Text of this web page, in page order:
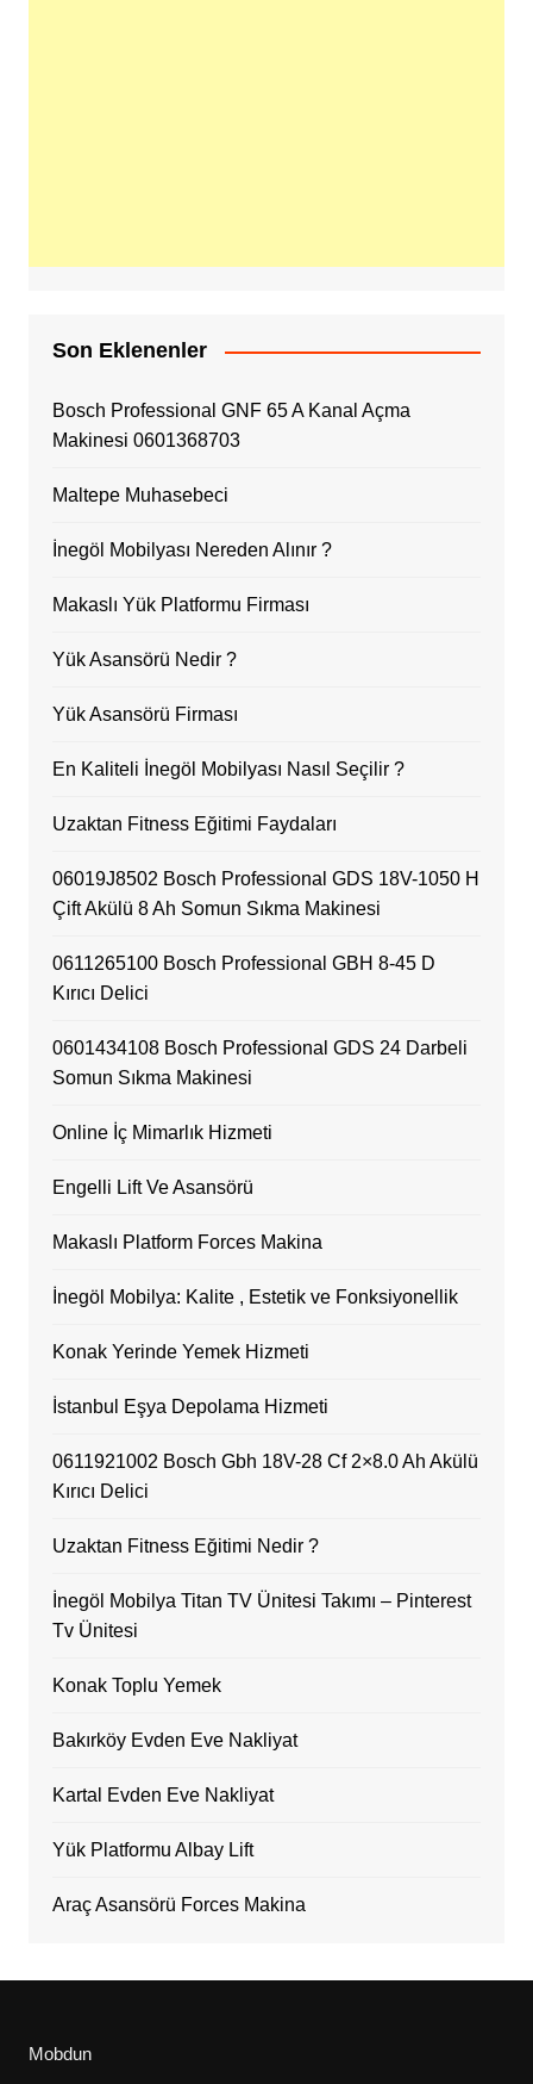
Son Eklenenler
Bosch Professional GNF 65 A Kanal Açma
Makinesi 0601368703
Maltepe Muhasebeci
İnegöl Mobilyası Nereden Alınır ?
Makaslı Yük Platformu Firması
Yük Asansörü Nedir ?
Yük Asansörü Firması
En Kaliteli İnegöl Mobilyası Nasıl Seçilir ?
Uzaktan Fitness Eğitimi Faydaları
06019J8502 Bosch Professional GDS 18V-1050 H
Çift Akülü 8 Ah Somun Sıkma Makinesi
0611265100 Bosch Professional GBH 8-45 D
Kırıcı Delici
0601434108 Bosch Professional GDS 24 Darbeli
Somun Sıkma Makinesi
Online İç Mimarlık Hizmeti
Engelli Lift Ve Asansörü
Makaslı Platform Forces Makina
İnegöl Mobilya: Kalite , Estetik ve Fonksiyonellik
Konak Yerinde Yemek Hizmeti
İstanbul Eşya Depolama Hizmeti
0611921002 Bosch Gbh 18V-28 Cf 2×8.0 Ah Akülü
Kırıcı Delici
Uzaktan Fitness Eğitimi Nedir ?
İnegöl Mobilya Titan TV Ünitesi Takımı – Pinterest
Tv Ünitesi
Konak Toplu Yemek
Bakırköy Evden Eve Nakliyat
Kartal Evden Eve Nakliyat
Yük Platformu Albay Lift
Araç Asansörü Forces Makina
Mobdun